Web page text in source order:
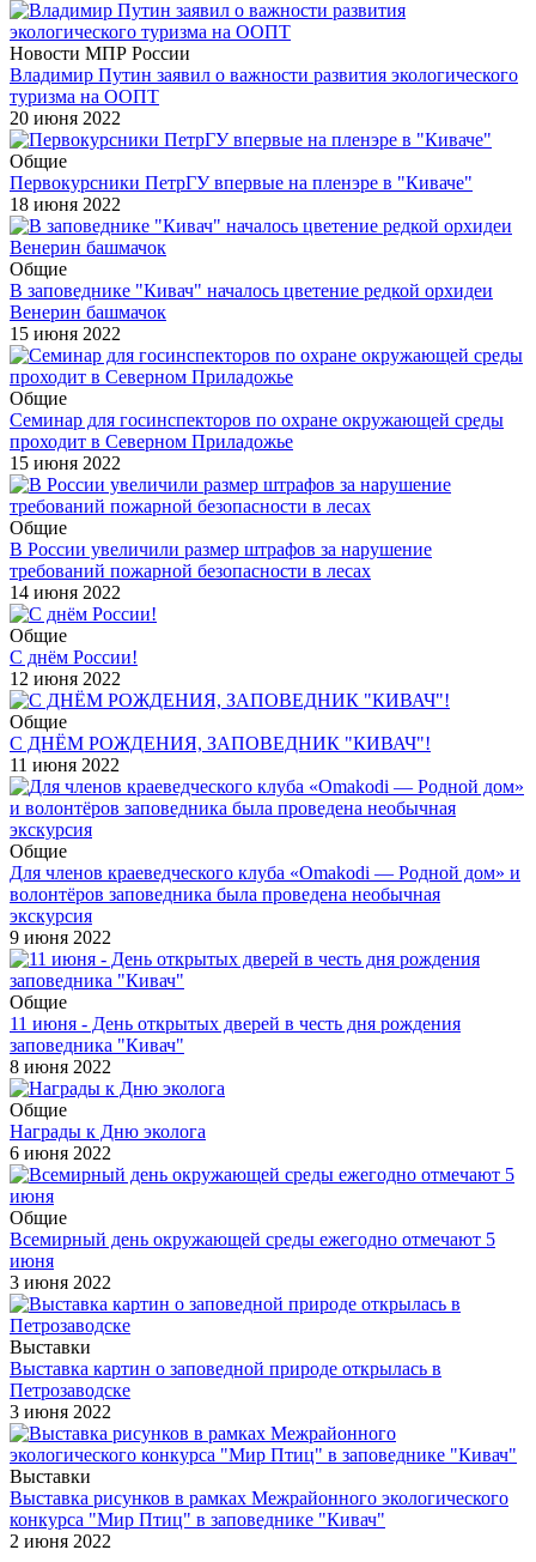
Новости МПР России
Владимир Путин заявил о важности развития экологического
туризма на ООПТ
20 июня 2022
Общие
Первокурсники ПетрГУ впервые на пленэре в "Киваче"
18 июня 2022
Общие
В заповеднике "Кивач" началось цветение редкой орхидеи
Венерин башмачок
15 июня 2022
Общие
Семинар для госинспекторов по охране окружающей среды
проходит в Северном Приладожье
15 июня 2022
Общие
В России увеличили размер штрафов за нарушение
требований пожарной безопасности в лесах
14 июня 2022
Общие
С днём России!
12 июня 2022
Общие
С ДНЁМ РОЖДЕНИЯ, ЗАПОВЕДНИК "КИВАЧ"!
11 июня 2022
Общие
Для членов краеведческого клуба «Оmakodi — Родной дом» и
волонтёров заповедника была проведена необычная
экскурсия
9 июня 2022
Общие
11 июня - День открытых дверей в честь дня рождения
заповедника "Кивач"
8 июня 2022
Общие
Награды к Дню эколога
6 июня 2022
Общие
Всемирный день окружающей среды ежегодно отмечают 5
июня
3 июня 2022
Выставки
Выставка картин о заповедной природе открылась в
Петрозаводске
3 июня 2022
Выставки
Выставка рисунков в рамках Межрайонного экологического
конкурса "Мир Птиц" в заповеднике "Кивач"
2 июня 2022